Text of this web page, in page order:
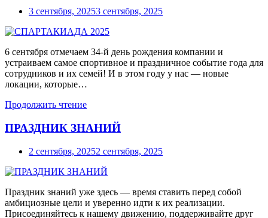
3 сентября, 20253 сентября, 2025
6 сентября отмечаем 34-й день рождения компании и
устраиваем самое спортивное и праздничное событие года для
сотрудников и их семей! И в этом году у нас — новые
локации, которые…
Продолжить чтение
ПРАЗДНИК ЗНАНИЙ
2 сентября, 20252 сентября, 2025
Праздник знаний уже здесь — время ставить перед собой
амбициозные цели и уверенно идти к их реализации.
Присоединяйтесь к нашему движению, поддерживайте друг